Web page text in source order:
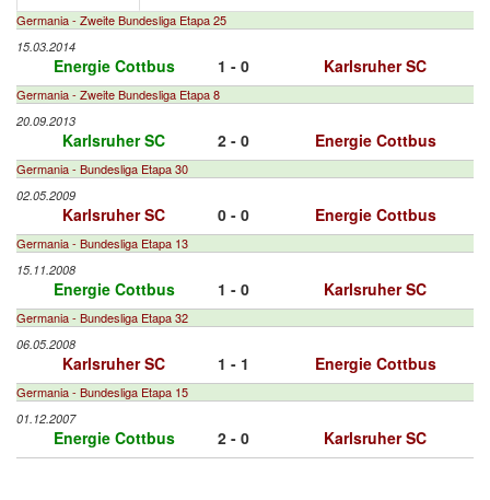
Germania - Zweite Bundesliga Etapa 25
15.03.2014
Energie Cottbus 1 - 0 Karlsruher SC
Germania - Zweite Bundesliga Etapa 8
20.09.2013
Karlsruher SC 2 - 0 Energie Cottbus
Germania - Bundesliga Etapa 30
02.05.2009
Karlsruher SC 0 - 0 Energie Cottbus
Germania - Bundesliga Etapa 13
15.11.2008
Energie Cottbus 1 - 0 Karlsruher SC
Germania - Bundesliga Etapa 32
06.05.2008
Karlsruher SC 1 - 1 Energie Cottbus
Germania - Bundesliga Etapa 15
01.12.2007
Energie Cottbus 2 - 0 Karlsruher SC